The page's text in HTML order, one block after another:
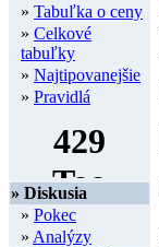
» Tabuľka o ceny
» Celkové
tabuľky
» Najtipovanejšie
» Pravidlá
» Diskusia
» Pokec
» Analýzy